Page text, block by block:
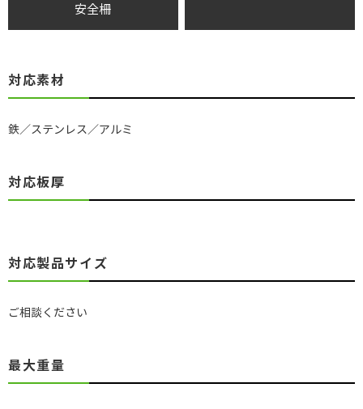
安全柵
対応素材
鉄／ステンレス／アルミ
対応板厚
対応製品サイズ
ご相談ください
最大重量